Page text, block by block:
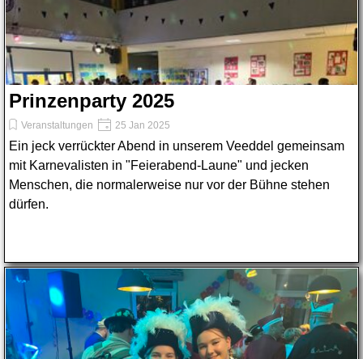
Prinzenparty 2025
Veranstaltungen 25 Jan 2025
Ein jeck verrückter Abend in unserem Veeddel gemeinsam
mit Karnevalisten in "Feierabend-Laune" und jecken
Menschen, die normalerweise nur vor der Bühne stehen
dürfen.